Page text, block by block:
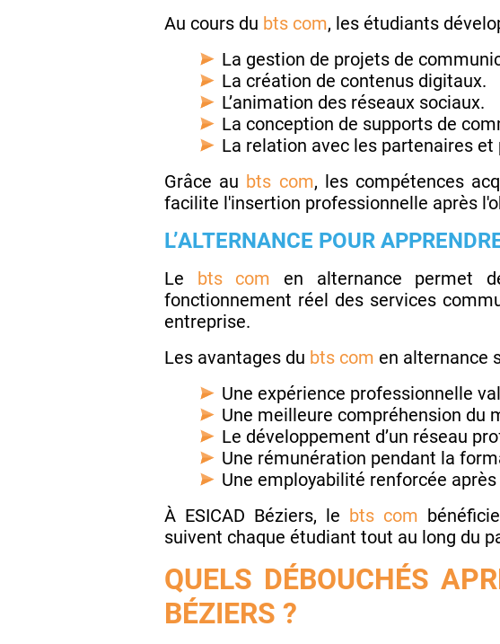
Au cours du bts com, les étudiants
La gestion de projets de
La création de contenus digitaux.
L’animation des réseaux sociaux.
La conception de supports de
La relation avec les partenaires
Grâce au bts com, les compétences
facilite l'insertion professionnelle après
L’ALTERNANCE POUR
Le bts com en alternance permet
fonctionnement réel des services
entreprise.
Les avantages du bts com en alternance
Une expérience professionnelle
Une meilleure compréhension du
Le développement d’un réseau
Une rémunération pendant la
Une employabilité renforcée
À ESICAD Béziers, le bts com
suivent chaque étudiant tout au long du
QUELS DÉBOUCHÉS
BÉZIERS ?